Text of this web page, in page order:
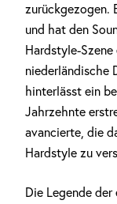
zurückgezogen.
und hat den
Hardstyle-
niederländische
hinterlässt ein
Jahrzehnte
avancierte, die
Hardstyle zu
Die Legende